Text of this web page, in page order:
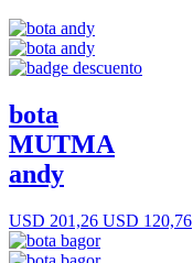
bota
MUTMA
andy
USD 201,26 USD 120,76